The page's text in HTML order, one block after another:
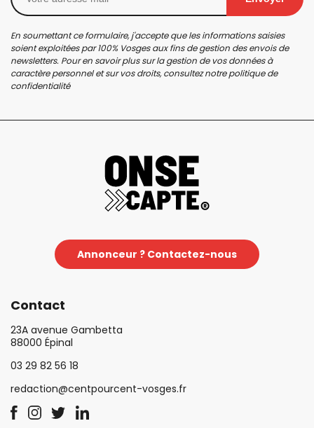
En soumettant ce formulaire, j'accepte que les informations saisies
soient exploitées par 100% Vosges aux fins de gestion des envois de
newsletters. Pour en savoir plus sur la gestion de vos données à
caractère personnel et sur vos droits, consultez notrepolitique de
confidentialité
Annonceur ? Contactez-nous
Contact
23A avenue Gambetta
88000 Épinal
03 29 82 56 18
redaction@centpourcent-vosges.fr